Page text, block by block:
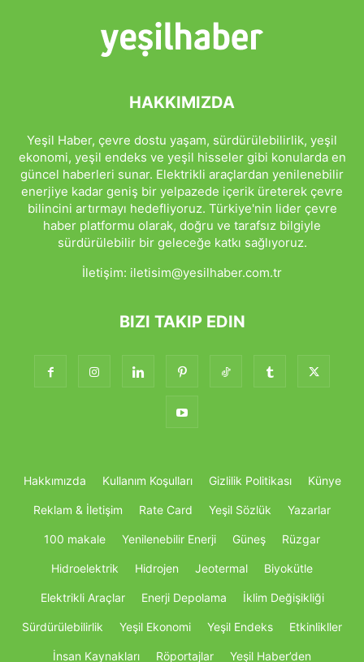
HAKKIMIZDA
Yeşil Haber, çevre dostu yaşam, sürdürülebilirlik, yeşil
ekonomi, yeşil endeks ve yeşil hisseler gibi konularda en
güncel haberleri sunar. Elektrikli araçlardan yenilenebilir
enerjiye kadar geniş bir yelpazede içerik üreterek çevre
bilincini artırmayı hedefliyoruz. Türkiye'nin lider çevre
haber platformu olarak, doğru ve tarafsız bilgiyle
sürdürülebilir bir geleceğe katkı sağlıyoruz.
İletişim: iletisim@yesilhaber.com.tr
BIZI TAKIP EDIN
Hakkımızda Kullanım Koşulları Gizlilik Politikası Künye
Reklam & İletişim Rate Card Yeşil Sözlük Yazarlar
100 makale Yenilenebilir Enerji Güneş Rüzgar
Hidroelektrik Hidrojen Jeotermal Biyokütle
Elektrikli Araçlar Enerji Depolama İklim Değişikliği
Sürdürülebilirlik Yeşil Ekonomi Yeşil Endeks Etkinlikller
İnsan Kaynakları Röportajlar Yeşil Haber’den